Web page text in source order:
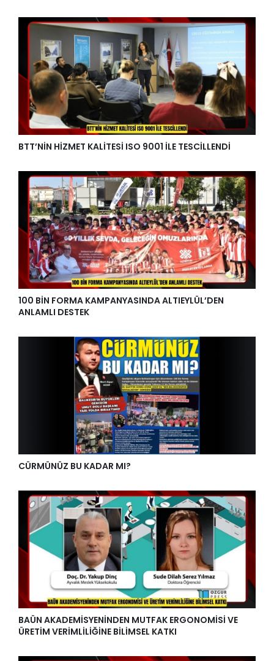
BTT’NİN HİZMET KALİTESİ ISO 9001 İLE TESCİLLENDİ
100 BİN FORMA KAMPANYASINDA ALTIEYLÜL’DEN
ANLAMLI DESTEK
CÜRMÜNÜZ BU KADAR MI?
BAÜN AKADEMİSYENİNDEN MUTFAK ERGONOMİSİ VE
ÜRETİM VERİMLİLİĞİNE BİLİMSEL KATKI